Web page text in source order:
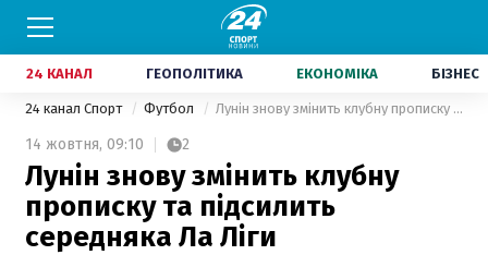
24 КАНАЛ ГЕОПОЛІТИКА ЕКОНОМІКА БІЗНЕС
24 канал Спорт Футбол Лунін знову змінить клубну прописку та підсилить середняка Ла Ліги
14 жовтня, 09:10 2
Лунін знову змінить клубну
прописку та підсилить
середняка Ла Ліги